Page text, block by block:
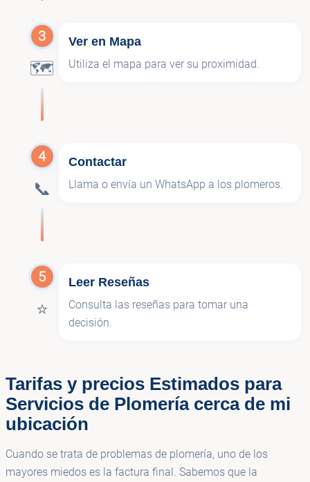
3
🗺️
Ver en Mapa
Utiliza el mapa para ver su proximidad.
4
📞
Contactar
Llama o envía un WhatsApp a los plomeros.
5
⭐
Leer Reseñas
Consulta las reseñas para tomar una
decisión.
Tarifas y precios Estimados para
Servicios de Plomería cerca de mi
ubicación
Cuando se trata de problemas de plomería, uno de los
mayores miedos es la factura final. Sabemos que la